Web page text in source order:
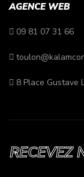
AGENCE WEB
09 81 07 31 66
8 Place Gustave
RECEVEZ